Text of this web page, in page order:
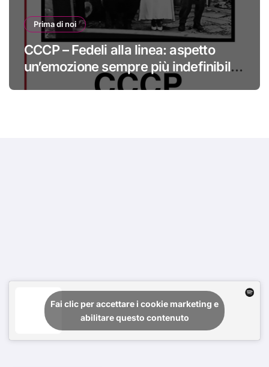
Prima di noi
CCCP – Fedeli alla linea: aspetto
un’emozione sempre più indefinibile
#primadinoi
Fai clic per accettare i cookie marketing e
abilitare questo contenuto